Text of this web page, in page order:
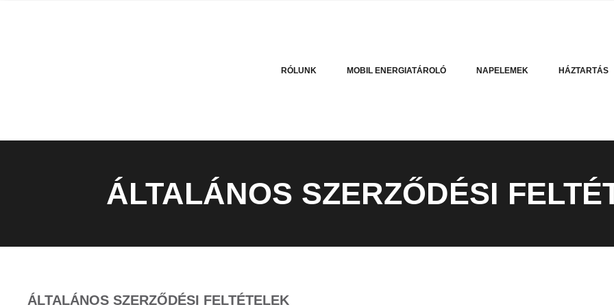
RÓLUNK MOBIL ENERGIATÁROLÓ NAPELEMEK HÁZTARTÁS
ÁLTALÁNOS SZERZŐDÉSI
ÁLTALÁNOS SZERZŐDÉSI FELTÉTELEK